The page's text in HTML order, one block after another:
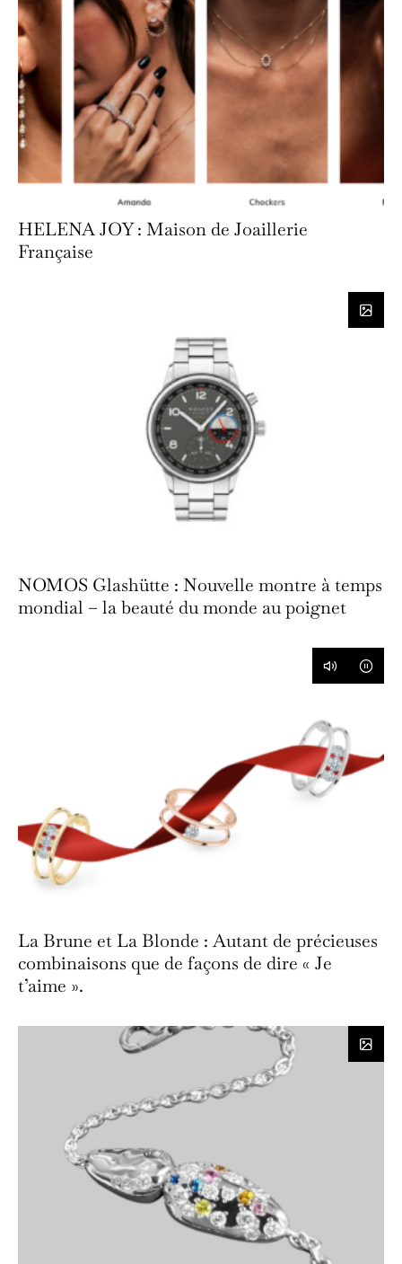
HELENA JOY : Maison de Joaillerie
Française
NOMOS Glashütte : Nouvelle montre à temps
mondial – la beauté du monde au poignet
La Brune et La Blonde : Autant de précieuses
combinaisons que de façons de dire « Je
t’aime ».